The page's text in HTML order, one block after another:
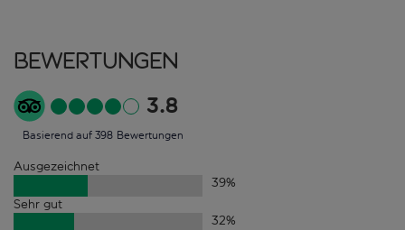
Bewertungen
3.8
Basierend auf 398 Bewertungen
Ausgezeichnet
39%
Sehr gut
32%